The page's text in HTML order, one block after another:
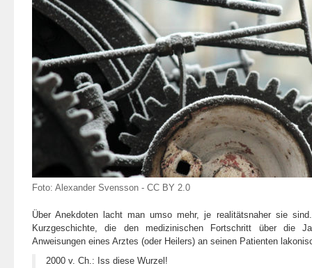
Foto: Alexander Svensson - CC BY 2.0
Über Anekdoten lacht man umso mehr, je realitätsnaher sie
Kurzgeschichte, die den medizinischen Fortschritt über die
Anweisungen eines Arztes (oder Heilers) an seinen Patienten
2000 v. Ch.: Iss diese Wurzel!